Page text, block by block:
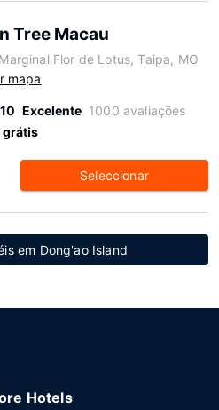
Tree Macau
Flor de Lotus, Taipa, MO
mapa
Excelente 1000 avaliações
Seleccionar
em Dong'ao Island
Hotels